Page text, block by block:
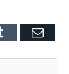
Tumblr Email